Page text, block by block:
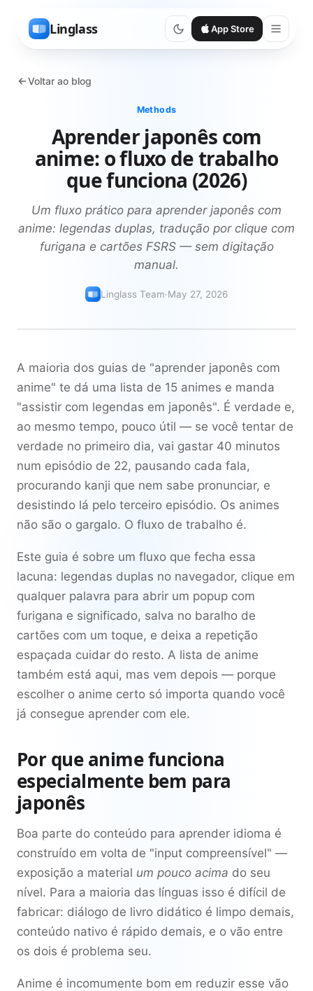
Linglass App Store
Voltar ao blog
Methods
Aprender japonês com
anime: o fluxo de trabalho
que funciona (2026)
Um fluxo prático para aprender japonês com
anime: legendas duplas, tradução por clique com
furigana e cartões FSRS — sem digitação
manual.
Linglass Team·May 27, 2026
A maioria dos guias de "aprender japonês com
anime" te dá uma lista de 15 animes e manda
"assistir com legendas em japonês". É verdade e,
ao mesmo tempo, pouco útil — se você tentar de
verdade no primeiro dia, vai gastar 40 minutos
num episódio de 22, pausando cada fala,
procurando kanji que nem sabe pronunciar, e
desistindo lá pelo terceiro episódio. Os animes
não são o gargalo. O fluxo de trabalho é.
Este guia é sobre um fluxo que fecha essa
lacuna: legendas duplas no navegador, clique em
qualquer palavra para abrir um popup com
furigana e significado, salva no baralho de
cartões com um toque, e deixa a repetição
espaçada cuidar do resto. A lista de anime
também está aqui, mas vem depois — porque
escolher o anime certo só importa quando você
já consegue aprender com ele.
Por que anime funciona
especialmente bem para
japonês
Boa parte do conteúdo para aprender idioma é
construído em volta de "input compreensível" —
exposição a material um pouco acima do seu
nível. Para a maioria das línguas isso é difícil de
fabricar: diálogo de livro didático é limpo demais,
conteúdo nativo é rápido demais, e o vão entre
os dois é problema seu.
Anime é incomumente bom em reduzir esse vão